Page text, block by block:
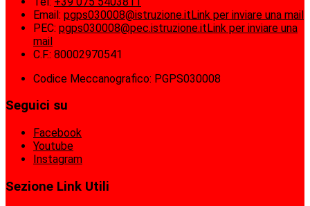
Email: pgps030008@istruzione.itLink per inviare una mail
PEC: pgps030008@pec.istruzione.itLink per inviare una
mail
C.F.: 80002970541
Codice Meccanografico: PGPS030008
Seguici su
Facebook
Youtube
Instagram
Sezione Link Utili